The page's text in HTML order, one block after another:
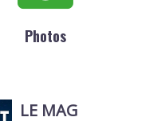
Photos
LE MAG